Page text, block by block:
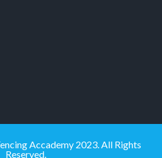
Accademy 2023. All Rights
Reserved.